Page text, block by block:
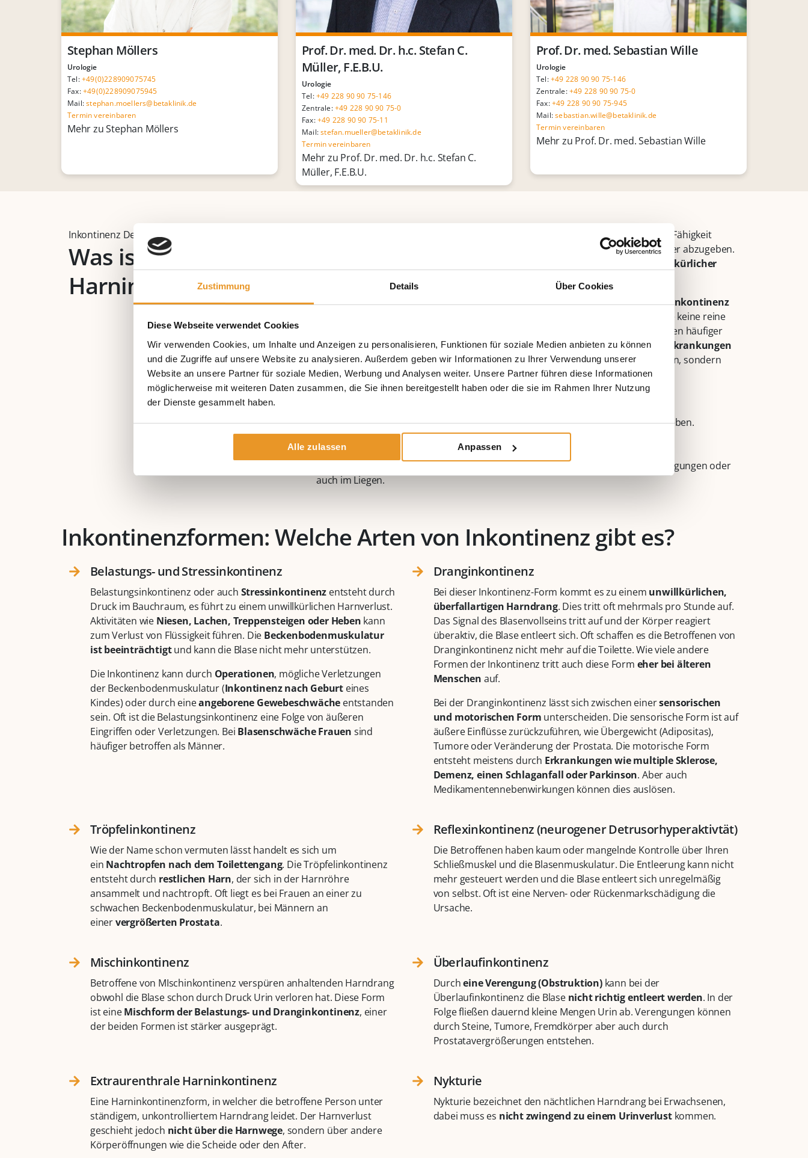
Zustimmung Details Über Cookies
Diese Webseite verwendet Cookies
Wir verwenden Cookies, um Inhalte und Anzeigen zu personalisieren, Funktionen für soziale Medien anbieten zu können
und die Zugriffe auf unsere Website zu analysieren. Außerdem geben wir Informationen zu Ihrer Verwendung unserer
Website an unsere Partner für soziale Medien, Werbung und Analysen weiter. Unsere Partner führen diese Informationen
möglicherweise mit weiteren Daten zusammen, die Sie ihnen bereitgestellt haben oder die sie im Rahmen Ihrer Nutzung
der Dienste gesammelt haben.
Anpassen
Alle zulassen
Stephan Möllers
Urologie
Tel:+49(0)228909075745
Fax:+49(0)228909075945
Mail:stephan.moellers@betaklinik.de
Termin vereinbaren
Mehr zu Stephan Möllers
Prof. Dr. med. Dr. h.c. Stefan C.
Müller, F.E.B.U.
Urologie
Tel:+49 228 90 90 75-146
Zentrale:+49 228 90 90 75-0
Fax:+49 228 90 90 75-11
Mail:stefan.mueller@betaklinik.de
Termin vereinbaren
Mehr zu Prof. Dr. med. Dr. h.c. Stefan C.
Müller, F.E.B.U.
Prof. Dr. med. Sebastian Wille
Urologie
Tel:+49 228 90 90 75-146
Zentrale:+49 228 90 90 75-0
Fax:+49 228 90 90 75-945
Mail:sebastian.wille@betaklinik.de
Termin vereinbaren
Mehr zu Prof. Dr. med. Sebastian Wille
Inkontinenz Definition
Was ist
Harninkontinenz?
In der Medizin versteht man unter Inkontinenz die fehlende oder nicht ausreichende Fähigkeit
Ausscheidungen, Körperflüssigkeiten und Gase des Körpers kontrolliert zu halten oder abzugeben.
nicht kontrollierbarer, unwillkürlicher
Inkontinenz ist für viele Menschen heute immer noch ein Tabuthema. Höchstens dieInkontinenz
wird unter Müttern am Rande angesprochen. Dabei ist Blasenschwäche keine reine
Frauenkrankheit. Statistisch sind in jungen Jahren tatsächlich durch Schwangerschaften häufiger
Frauen betroffen. Im Alter leiden jedoch verstärktMänner besonders bei Prostataerkrankungen
unter Inkontinenz. Wichtig ist, das Problem der Blasenschwäche nicht zu akzeptieren, sondern
sich geeignete, medizinische Hilfe zu Suchen.
Grad 1:leichter Harnverlustbeim Husten, Lachen, Niesen oder Strecken und Heben.
Grad 2: leichter bismittelschwerer Harnverlustbei stärkeren und schnellen
Körperbewegungen.
Grad 3: mittelschwere biskomplette Blasenentleerungbei schon leichten Bewegungen oder
auch im Liegen.
Inkontinenzformen: Welche Arten von Inkontinenz gibt es?
Belastungs- und Stressinkontinenz​
Belastungsinkontinenz oder auch Stressinkontinenz entsteht durch
Druck im Bauchraum, es führt zu einem unwillkürlichen Harnverlust.
Aktivitäten wie Niesen, Lachen, Treppensteigen oder Heben kann
zum Verlust von Flüssigkeit führen. Die Beckenbodenmuskulatur
ist beeinträchtigtund kann die Blase nicht mehr unterstützen.
Die Inkontinenz kann durch Operationen, mögliche Verletzungen
der Beckenbodenmuskulatur (Inkontinenz nach Geburt eines
Kindes) oder durch eineangeborene Gewebeschwäche entstanden
sein. Oft ist die Belastungsinkontinenz eine Folge von äußeren
Eingriffen oder Verletzungen. Bei Blasenschwäche Frauen sind
häufiger betroffen als Männer.
Dranginkontinenz​
Bei dieser Inkontinenz-Form kommt es zu einem unwillkürlichen,
überfallartigen Harndrang. Dies tritt oft mehrmals pro Stunde auf.
Das Signal des Blasenvollseins tritt auf und der Körper reagiert
überaktiv, die Blase entleert sich. Oft schaffen es die Betroffenen von
Dranginkontinenz nicht mehr auf die Toilette. Wie viele andere
Formen der Inkontinenz tritt auch diese Form eher bei älteren
Menschen auf.
Bei der Dranginkontinenz lässt sich zwischen einersensorischen
und motorischen Form unterscheiden. Die sensorische Form ist auf
äußere Einflüsse zurückzuführen, wie Übergewicht (Adipositas),
Tumore oder Veränderung der Prostata. Die motorische Form
entsteht meistens durch Erkrankungen wie multiple Sklerose,
Demenz, einen Schlaganfall oder Parkinson. Aber auch
Medikamentennebenwirkungen können dies auslösen.
Tröpfelinkontinenz
Wie der Name schon vermuten lässt handelt es sich um
ein Nachtropfen nach dem Toilettengang. Die Tröpfelinkontinenz
entsteht durch restlichen Harn, der sich in der Harnröhre
ansammelt und nachtropft. Oft liegt es bei Frauen an einer zu
schwachen Beckenbodenmuskulatur, bei Männern an
einervergrößerten Prostata.
Reflexinkontinenz (neurogener Detrusorhyperaktivtät)​
Die Betroffenen haben kaum oder mangelnde Kontrolle über Ihren
Schließmuskel und die Blasenmuskulatur. Die Entleerung kann nicht
mehr gesteuert werden und die Blase entleert sich unregelmäßig
von selbst. Oft ist eine Nerven- oder Rückenmarkschädigung die
Ursache.
Mischinkontinenz​
Betroffene von MIschinkontinenz verspüren anhaltenden Harndrang
obwohl die Blase schon durch Druck Urin verloren hat. Diese Form
ist eineMischform der Belastungs- und Dranginkontinenz, einer
der beiden Formen ist stärker ausgeprägt.
Überlaufinkontinenz
Durcheine Verengung (Obstruktion)kann bei der
Überlaufinkontinenz die Blase nicht richtig entleert werden. In der
Folge fließen dauernd kleine Mengen Urin ab. Verengungen können
durch Steine, Tumore, Fremdkörper aber auch durch
Prostatavergrößerungen entstehen.
Extraurenthrale Harninkontinenz​
Eine Harninkontinenzform, in welcher die betroffene Person unter
ständigem, unkontrolliertem Harndrang leidet. Der Harnverlust
geschieht jedoch nicht über die Harnwege, sondern über andere
Körperöffnungen wie die Scheide oder den After.
Nykturie
Nykturie bezeichnet den nächtlichen Harndrang bei Erwachsenen,
dabei muss es nicht zwingend zu einem Urinverlustkommen.